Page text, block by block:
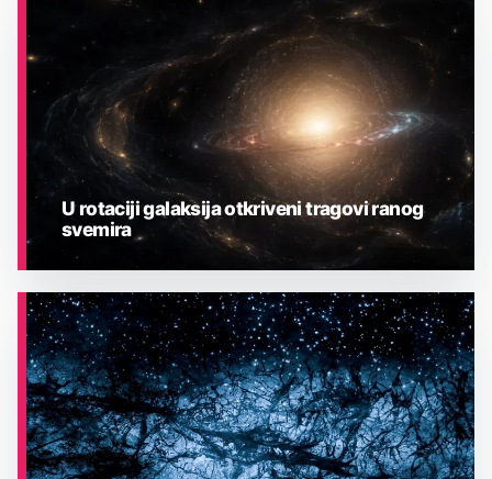
ASTRONOMIJA
U rotaciji galaksija otkriveni tragovi ranog
svemira